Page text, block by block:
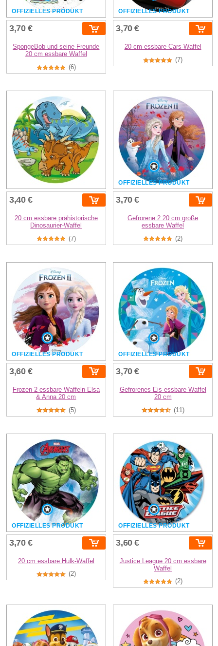
OFFIZIELLES PRODUKT
3,70 €
SpongeBob und seine Freunde
20 cm essbare Waffel
(6)
OFFIZIELLES PRODUKT
3,70 €
20 cm essbare Cars-Waffel
(7)
3,40 €
20 cm essbare prähistorische
Dinosaurier-Waffel
(7)
OFFIZIELLES PRODUKT
3,70 €
Gefrorene 2 20 cm große
essbare Waffel
(2)
OFFIZIELLES PRODUKT
3,60 €
Frozen 2 essbare Waffeln Elsa
& Anna 20 cm
(5)
OFFIZIELLES PRODUKT
3,70 €
Gefrorenes Eis essbare Waffel
20 cm
(11)
OFFIZIELLES PRODUKT
3,70 €
20 cm essbare Hulk-Waffel
(2)
OFFIZIELLES PRODUKT
3,60 €
Justice League 20 cm essbare
Waffel
(2)